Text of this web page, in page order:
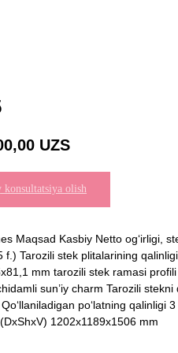
UZS
konsultatsiya olish
Maqsad Kasbiy Netto og‘irligi,
f.) Tarozili stek plitalarining
mm tarozili stek ramasi
sun’iy charm Tarozili
po‘latning qalinligi
1202x1189x1506 mm